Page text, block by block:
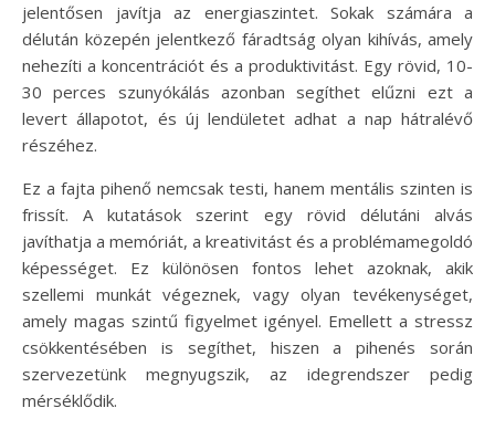
jelentősen javítja az energiaszintet. Sokak számára a
délután közepén jelentkező fáradtság olyan kihívás, amely
nehezíti a koncentrációt és a produktivitást. Egy rövid, 10-
30 perces szunyókálás azonban segíthet elűzni ezt a
levert állapotot, és új lendületet adhat a nap hátralévő
részéhez.
Ez a fajta pihenő nemcsak testi, hanem mentális szinten is
frissít. A kutatások szerint egy rövid délutáni alvás
javíthatja a memóriát, a kreativitást és a problémamegoldó
képességet. Ez különösen fontos lehet azoknak, akik
szellemi munkát végeznek, vagy olyan tevékenységet,
amely magas szintű figyelmet igényel. Emellett a stressz
csökkentésében is segíthet, hiszen a pihenés során
szervezetünk megnyugszik, az idegrendszer pedig
mérséklődik.